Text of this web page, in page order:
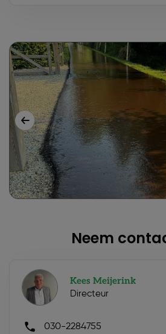
Neem
Kees Meijerink
Directeur
030-2284755